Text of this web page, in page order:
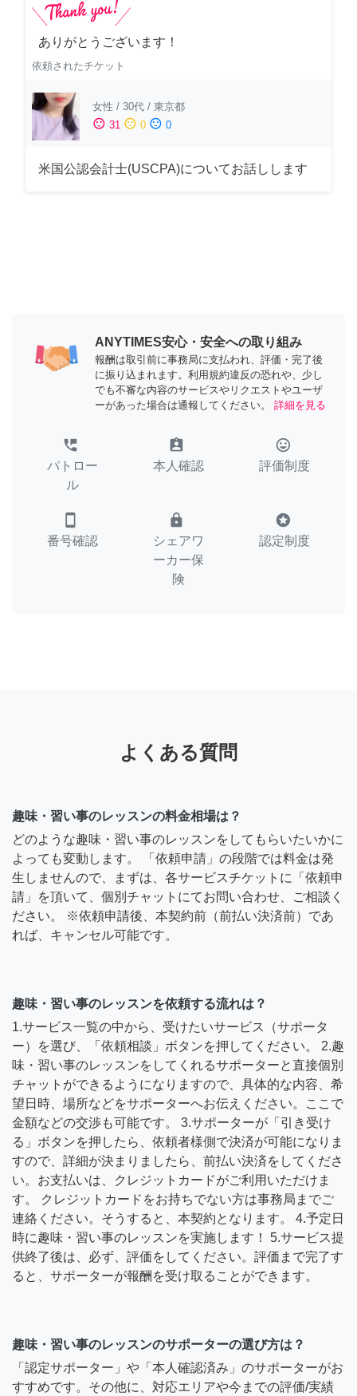
ありがとうございます！
依頼されたチケット
女性 / 30代 / 東京都
sentiment_satisfied 31 sentiment_neutral 0 sentiment_dissatisfied 0
米国公認会計士(USCPA)についてお話しします
ANYTIMES安心・安全への取り組み
報酬は取引前に事務局に支払われ、評価・完了後
に振り込まれます。利用規約違反の恐れや、少し
でも不審な内容のサービスやリクエストやユーザ
ーがあった場合は通報してください。
詳細を見る
perm_phone_msg
パトロー
ル
assignment_ind
本人確認
tag_faces
評価制度
smartphone
番号確認
lock
シェアワ
ーカー保
険
stars
認定制度
よくある質問
趣味・習い事のレッスンの料金相場は？
どのような趣味・習い事のレッスンをしてもらいたいかに
よっても変動します。 「依頼申請」の段階では料金は発
生しませんので、まずは、各サービスチケットに「依頼申
請」を頂いて、個別チャットにてお問い合わせ、ご相談く
ださい。 ※依頼申請後、本契約前（前払い決済前）であ
れば、キャンセル可能です。
趣味・習い事のレッスンを依頼する流れは？
1.サービス一覧の中から、受けたいサービス（サポータ
ー）を選び、「依頼相談」ボタンを押してください。 2.趣
味・習い事のレッスンをしてくれるサポーターと直接個別
チャットができるようになりますので、具体的な内容、希
望日時、場所などをサポーターへお伝えください。ここで
金額などの交渉も可能です。 3.サポーターが「引き受け
る」ボタンを押したら、依頼者様側で決済が可能になりま
すので、詳細が決まりましたら、前払い決済をしてくださ
い。お支払いは、クレジットカードがご利用いただけま
す。 クレジットカードをお持ちでない方は事務局までご
連絡ください。そうすると、本契約となります。 4.予定日
時に趣味・習い事のレッスンを実施します！ 5.サービス提
供終了後は、必ず、評価をしてください。評価まで完了す
ると、サポーターが報酬を受け取ることができます。
趣味・習い事のレッスンのサポーターの選び方は？
「認定サポーター」や「本人確認済み」のサポーターがお
すすめです。その他に、対応エリアや今までの評価/実績